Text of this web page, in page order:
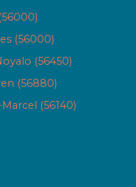
(56000)
(56450)
(56880)
(56140)